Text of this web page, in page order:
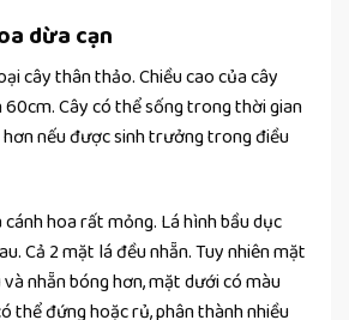
dừa cạn
cây thân thảo. Chiều cao của cây
Cây có thể sống trong thời gian
nếu được sinh trưởng trong điều
hoa rất mỏng. Lá hình bầu dục
Cả 2 mặt lá đều nhẵn. Tuy nhiên mặt
nhẵn bóng hơn, mặt dưới có màu
thể đứng hoặc rủ, phân thành nhiều